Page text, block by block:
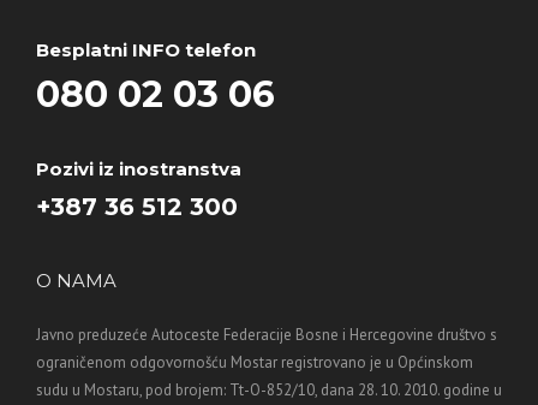
Besplatni INFO telefon
080 02 03 06
Pozivi iz inostranstva
+387 36 512 300
O NAMA
Javno preduzeće Autoceste Federacije Bosne i Hercegovine društvo s
ograničenom odgovornošću Mostar registrovano je u Općinskom
sudu u Mostaru, pod brojem: Tt-O-852/10, dana 28. 10. 2010. godine u